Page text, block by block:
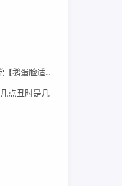
鹅蛋脸适合什么发型女学生党【鹅蛋脸适合什么发型】